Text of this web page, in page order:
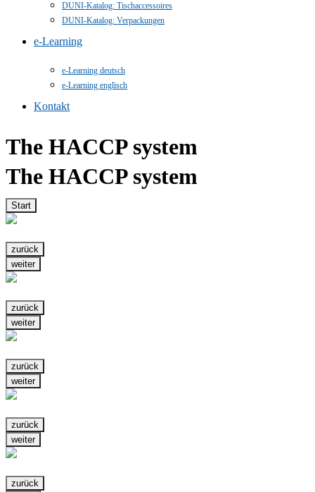
DUNI-Katalog: Tischaccessoires
DUNI-Katalog: Verpackungen
e-Learning
e-Learning deutsch
e-Learning englisch
Kontakt
The HACCP system
The HACCP system
Start
zurück
weiter
zurück
weiter
zurück
weiter
zurück
weiter
zurück